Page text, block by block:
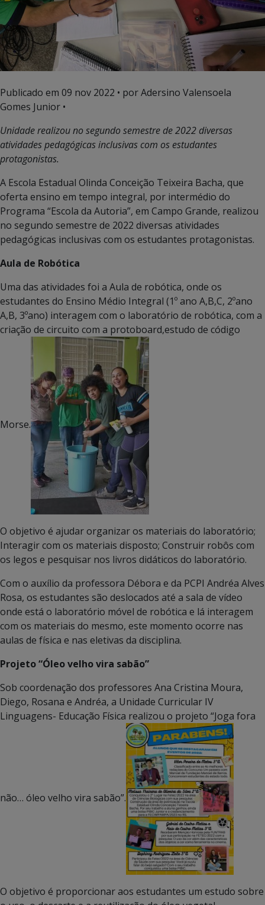
Publicado em 09 nov 2022 • por Adersino Valensoela
Gomes Junior •
Unidade realizou no segundo semestre de 2022 diversas
atividades pedagógicas inclusivas com os estudantes
protagonistas.
A Escola Estadual Olinda Conceição Teixeira Bacha, que
oferta ensino em tempo integral, por intermédio do
Programa “Escola da Autoria”, em Campo Grande, realizou
no segundo semestre de 2022 diversas atividades
pedagógicas inclusivas com os estudantes protagonistas.
Aula de Robótica
Uma das atividades foi a Aula de robótica, onde os
estudantes do Ensino Médio Integral (1º ano A,B,C, 2ºano
A,B, 3ºano) interagem com o laboratório de robótica, com a
criação de circuito com a protoboard,estudo de código
Morse.
O objetivo é ajudar organizar os materiais do laboratório;
Interagir com os materiais disposto; Construir robôs com
os legos e pesquisar nos livros didáticos do laboratório.
Com o auxílio da professora Débora e da PCPI Andréa Alves
Rosa, os estudantes são deslocados até a sala de vídeo
onde está o laboratório móvel de robótica e lá interagem
com os materiais do mesmo, este momento ocorre nas
aulas de física e nas eletivas da disciplina.
Projeto “Óleo velho vira sabão”
Sob coordenação dos professores Ana Cristina Moura,
Diego, Rosana e Andréa, a Unidade Curricular IV
Linguagens- Educação Física realizou o projeto “Joga fora
não… óleo velho vira sabão”.
O objetivo é proporcionar aos estudantes um estudo sobre